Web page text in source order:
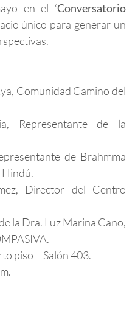
en el ‘Conversatorio
único para generar un
Comunidad Camino del
Representante de la
de Brahmma
Hindú.
Director del Centro
la Dra. Luz Marina Cano,
piso – Salón 403.